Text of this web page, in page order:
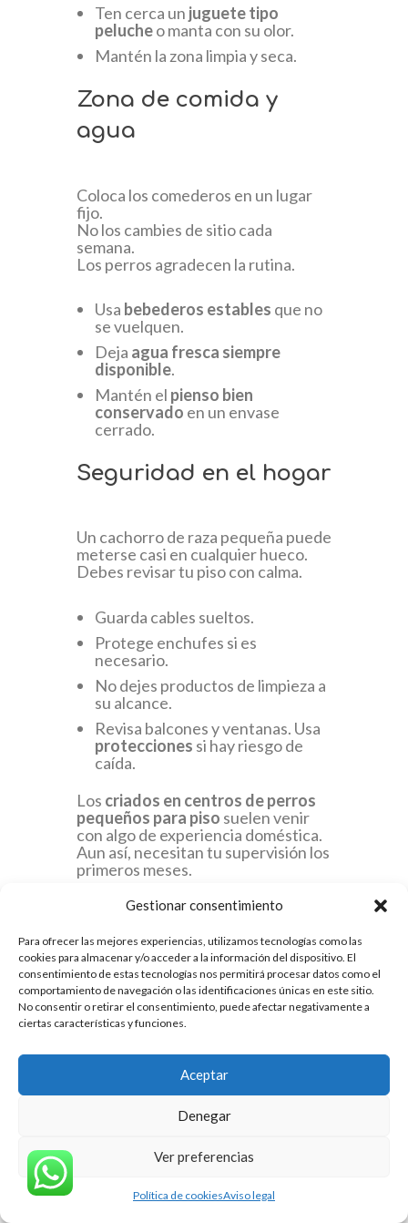
Gestionar consentimiento
Para ofrecer las mejores experiencias, utilizamos tecnologías como las
cookies para almacenar y/o acceder a la información del dispositivo. El
consentimiento de estas tecnologías nos permitirá procesar datos como el
comportamiento de navegación o las identificaciones únicas en este sitio.
No consentir o retirar el consentimiento, puede afectar negativamente a
ciertas características y funciones.
Aceptar
Denegar
Ver preferencias
Política de cookiesAviso legal
Ten cerca un juguete tipo
pelucheo manta con su olor.
Mantén la zona limpia y seca.
Zona de comida y
agua
Coloca los comederos en un lugar
fijo.
No los cambies de sitio cada
semana.
Los perros agradecen la rutina.
Usa bebederos estables que no
se vuelquen.
Deja agua fresca siempre
disponible.
Mantén el pienso bien
conservado en un envase
cerrado.
Seguridad en el hogar
Un cachorro de raza pequeña puede
meterse casi en cualquier hueco.
Debes revisar tu piso con calma.
Guarda cables sueltos.
Protege enchufes si es
necesario.
No dejes productos de limpieza a
su alcance.
Revisa balcones y ventanas. Usa
protecciones si hay riesgo de
caída.
Los criados en centros de perros
pequeños para piso suelen venir
con algo de experiencia doméstica.
Aun así, necesitan tu supervisión los
primeros meses.
básica para
perros
pequeños de
significa consentir todo.
puede ser un problema serio en una